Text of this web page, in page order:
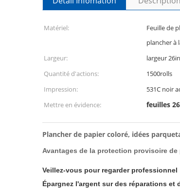
Matériel:
Feuille de
plancher à
Largeur: largeur
Quantité d'actions:
1500rolls
Impression:
531C noir
Mettre en évidence:
feuilles
Plancher de papier coloré, idées
Avantages de la protection provisoire de
Veillez-vous pour regarder professionnel
Épargnez l'argent sur des réparations et